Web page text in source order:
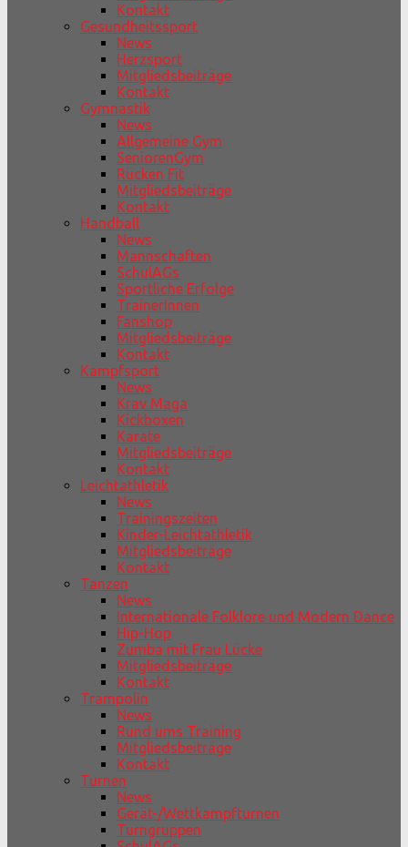
Kontakt
Gesundheitssport
News
Herzsport
Mitgliedsbeiträge
Kontakt
Gymnastik
News
Allgemeine Gym
SeniorenGym
Rücken Fit
Mitgliedsbeiträge
Kontakt
Handball
News
Mannschaften
SchulAGs
Sportliche Erfolge
TrainerInnen
Fanshop
Mitgliedsbeiträge
Kontakt
Kampfsport
News
Krav Maga
Kickboxen
Karate
Mitgliedsbeiträge
Kontakt
Leichtathletik
News
Trainingszeiten
Kinder-Leichtathletik
Mitgliedsbeiträge
Kontakt
Tanzen
News
Internationale Folklore und Modern Dance
Hip-Hop
Zumba mit Frau Lücke
Mitgliedsbeiträge
Kontakt
Trampolin
News
Rund ums Training
Mitgliedsbeiträge
Kontakt
Turnen
News
Gerät-/Wettkampfturnen
Turngruppen